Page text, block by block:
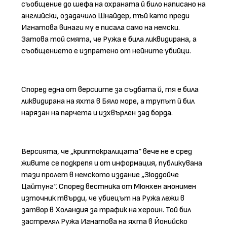
съобщение до шефа на охраната й било написано на
английски, озадачило Шнайдер, тъй като преди
Игнатова винаги му е писала само на немски.
Затова той смята, че Ружа е била ликвидирана, а
съобщението е изпратено от нейните убийци.
Според една от версиите за съдбата й, тя е била
ликвидирана на яхта в Бяло море, а трупът й бил
нарязан на парчета и изхвърлен зад борда.
Версията, че „криптокралицата“ вече не е сред
живите се подкрепя и от информация, публикувана
тази пролет в немското издание „Зюддойче
Цайтунг“. Според вестника от Мюнхен анонимен
източник твърди, че убиецът на Ружа лежи в
затвор в Холандия за трафик на хероин. Той бил
застрелял Ружа Игнатова на яхта в Йонийско